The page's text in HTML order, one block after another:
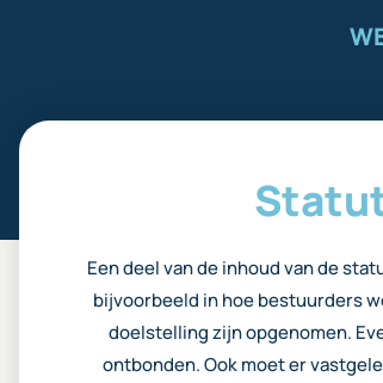
Een deel van de inhoud van de
bijvoorbeeld in hoe bestuurders
doelstelling zijn opgenomen.
ontbonden. Ook moet er